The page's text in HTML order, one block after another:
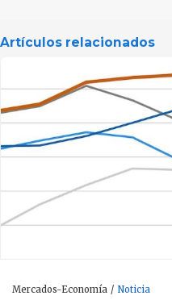
Artículos relacionados
Mercados-Economía Noticia